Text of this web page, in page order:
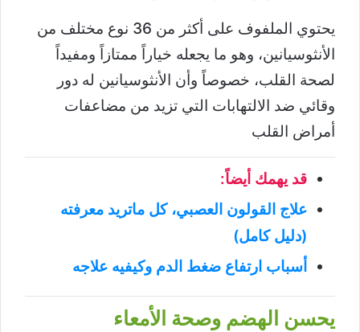
يحتوي الملفوف على أكثر من 36 نوع مختلف من
الأنثوسيانين، وهو ما يجعله خياراً ممتازاً ومفيداً
لصحة القلب، خصوصاً وأن الأنثوسيانين له دور
وقائي ضد الالتهابات التي تزيد من مضاعفات
أمراض القلب
قد يهمك أيضاً:
علاج القولون العصبي، كل ماتريد معرفته
(دليل كامل)
أسباب ارتفاع ضغط الدم وكيفيه علاجه
يحسن الهضم وصحة الأمعاء